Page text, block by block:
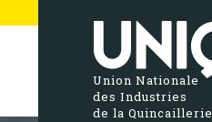
Union Nationale
des Industries
de la Quincaillerie